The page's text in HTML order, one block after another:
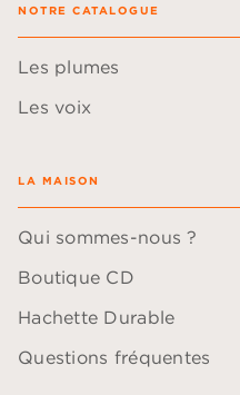
NOTRE CATALOGUE
Les plumes
Les voix
LA MAISON
Qui sommes-nous ?
Boutique CD
Hachette Durable
Questions fréquentes